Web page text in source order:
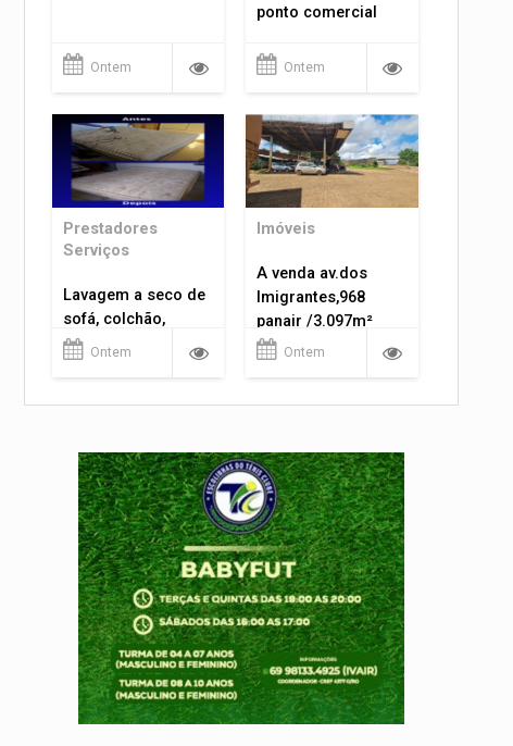
Ontem
ponto comercial
Ontem
Prestadores
Serviços
Lavagem a seco de
sofá, colchão,
tapetes...
Ontem
Imóveis
A venda av.dos
Imigrantes,968
panair /3.097m²
Ontem